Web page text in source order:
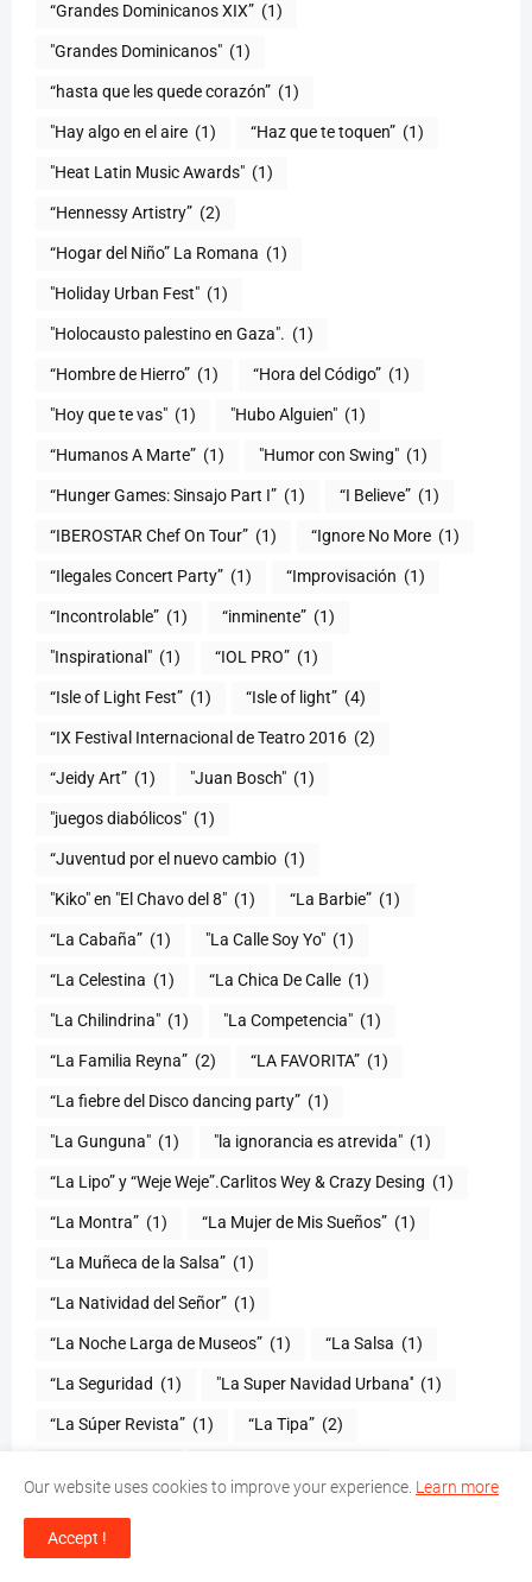
“Grandes Dominicanos XIX” (1)
"Grandes Dominicanos" (1)
(1)
"Hay algo en el aire (1) “Haz que te toquen” (1)
"Heat Latin Music Awards" (1)
“Hennessy Artistry” (2)
“Hogar del Niño” La Romana (1)
(1)
"Holocausto palestino en Gaza". (1)
“Hombre de Hierro” (1) (1)
"Hoy que te vas" (1) "Hubo Alguien" (1)
“Humanos A Marte” (1) "Humor con Swing" (1)
(1) “I Believe” (1)
“IBEROSTAR Chef On Tour” (1) “Ignore No More (1)
“Ilegales Concert Party” (1) “Improvisación (1)
“Incontrolable” (1) “inminente” (1)
"Inspirational" (1) “IOL PRO” (1)
“Isle of Light Fest” (1) “Isle of light” (4)
“IX Festival Internacional de Teatro 2016 (2)
“Jeidy Art” (1) "Juan Bosch" (1)
"juegos diabólicos" (1)
“Juventud por el nuevo cambio (1)
"Kiko" en "El Chavo del 8" (1) “La Barbie” (1)
“La Cabaña” (1) "La Calle Soy Yo" (1)
“La Celestina (1) “La Chica De Calle (1)
"La Chilindrina" (1) "La Competencia" (1)
“La Familia Reyna” (2) “LA FAVORITA” (1)
“La fiebre del Disco dancing party” (1)
(1) "la ignorancia es atrevida" (1)
“La Lipo” y “Weje Weje”.Carlitos Wey & Crazy Desing (1)
“La Montra” (1) “La Mujer de Mis Sueños” (1)
“La Muñeca de la Salsa” (1)
“La Natividad del Señor” (1)
“La Noche Larga de Museos” (1) “La Salsa (1)
“La Seguridad (1) "La Super Navidad Urbana'' (1)
“La Súper Revista” (1) “La Tipa” (2)
“La Vida Simple Radio”
Our website uses cookies to improve your experience. Learn more
Accept !